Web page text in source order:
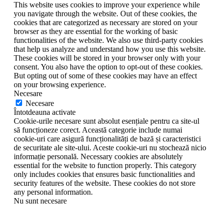
This website uses cookies to improve your experience while
you navigate through the website. Out of these cookies, the
cookies that are categorized as necessary are stored on your
browser as they are essential for the working of basic
functionalities of the website. We also use third-party cookies
that help us analyze and understand how you use this website.
These cookies will be stored in your browser only with your
consent. You also have the option to opt-out of these cookies.
But opting out of some of these cookies may have an effect
on your browsing experience.
Necesare
Necesare
Întotdeauna activate
Cookie-urile necesare sunt absolut esențiale pentru ca site-ul
să funcționeze corect. Această categorie include numai
cookie-uri care asigură funcționalități de bază și caracteristici
de securitate ale site-ului. Aceste cookie-uri nu stochează nicio
informație personală. Necessary cookies are absolutely
essential for the website to function properly. This category
only includes cookies that ensures basic functionalities and
security features of the website. These cookies do not store
any personal information.
Nu sunt necesare